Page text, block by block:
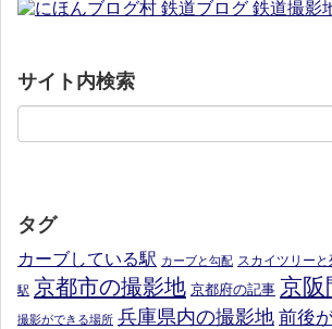
サイト内検索
タグ
カーブしている駅 カーブと勾配 スカイツリー
駅 京都市の撮影地 京都府の記事 京阪
撮影ができる場所 兵庫県内の撮影地 前後